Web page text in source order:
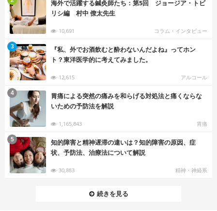
海外で活躍する鍼灸師たち：第5回 ジョージア・トビ
リシ編 村中 僚太先生
10,691 コラム・インタビュー
『私、外でお酒飲むと酔わないんだよね』ってホン
ト？東洋医学的に考えてみました。
12,615 アルコール
3
胃痛による突然の痛みを和らげる対処法と痛くならな
いための予防法を解説
1,165,843 胃痛
4
知的障害と精神遅滞の違いは？知的障害の原因、症
状、予防法、治療法について解説
30,883 精神・神経系
5
続きを見る